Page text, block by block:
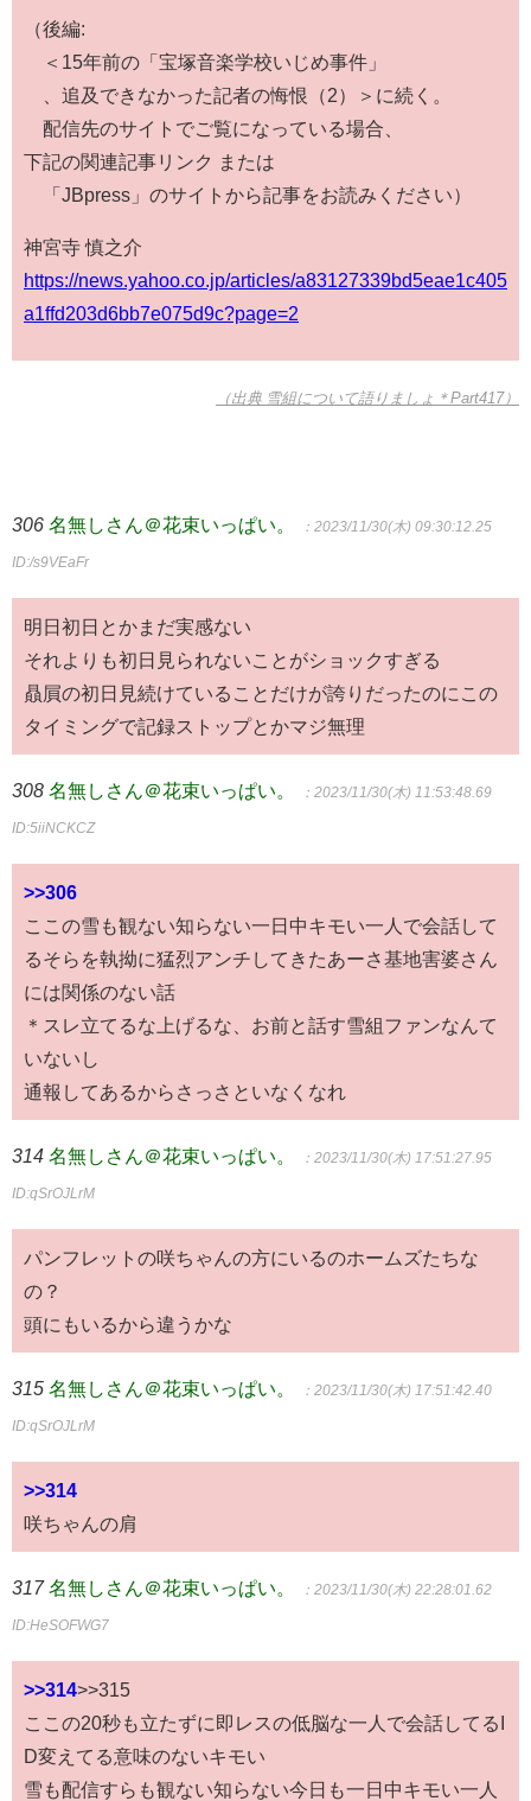
（後編:
＜15年前の「宝塚音楽学校いじめ事件」
、追及できなかった記者の悔恨（2）＞に続く。
配信先のサイトでご覧になっている場合、
下記の関連記事リンク または
「JBpress」のサイトから記事をお読みください）
神宮寺 慎之介
https://news.yahoo.co.jp/articles/a83127339bd5eae1c405
a1ffd203d6bb7e075d9c?page=2
（出典 雪組について語りましょ＊Part417）
306 名無しさん＠花束いっぱい。 ：2023/11/30(木) 09:30:12.25
ID:/s9VEaFr
明日初日とかまだ実感ない
それよりも初日見られないことがショックすぎる
贔屓の初日見続けていることだけが誇りだったのにこの
タイミングで記録ストップとかマジ無理
308 名無しさん＠花束いっぱい。 ：2023/11/30(木) 11:53:48.69
ID:5iiNCKCZ
>>306
ここの雪も観ない知らない一日中キモい一人で会話して
るそらを執拗に猛烈アンチしてきたあーさ基地害婆さん
には関係のない話
＊スレ立てるな上げるな、お前と話す雪組ファンなんて
いないし
通報してあるからさっさといなくなれ
314 名無しさん＠花束いっぱい。 ：2023/11/30(木) 17:51:27.95
ID:qSrOJLrM
パンフレットの咲ちゃんの方にいるのホームズたちな
の？
頭にもいるから違うかな
315 名無しさん＠花束いっぱい。 ：2023/11/30(木) 17:51:42.40
ID:qSrOJLrM
>>314
咲ちゃんの肩
317 名無しさん＠花束いっぱい。 ：2023/11/30(木) 22:28:01.62
ID:HeSOFWG7
>>314>>315
ここの20秒も立たずに即レスの低脳な一人で会話してるI
D変えてる意味のないキモい
雪も配信すらも観ない知らない今日も一日中キモい一人